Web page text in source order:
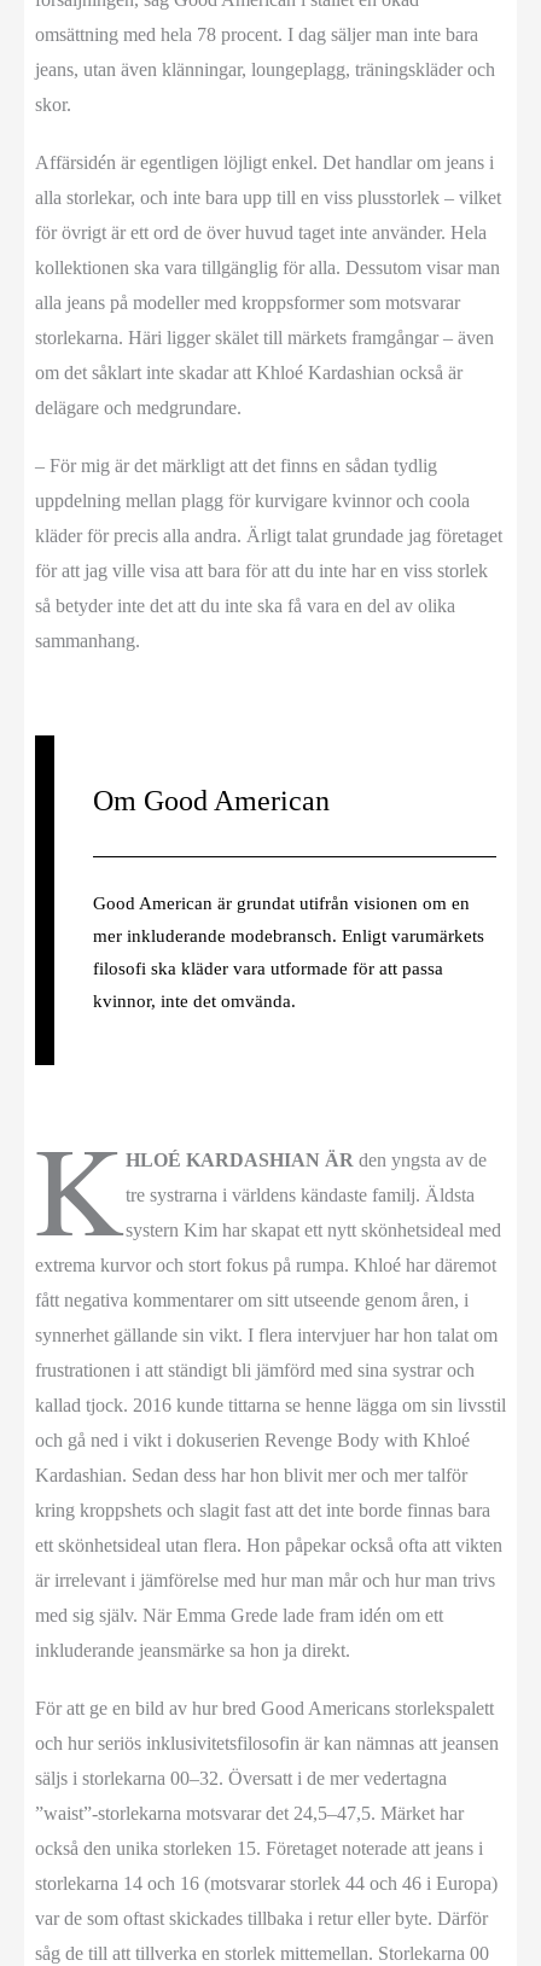
omsättning med hela 78 procent. I dag säljer man inte bara
jeans, utan även klänningar, loungeplagg, träningskläder och
skor.
Affärsidén är egentligen löjligt enkel. Det handlar om jeans i
alla storlekar, och inte bara upp till en viss plusstorlek – vilket
för övrigt är ett ord de över huvud taget inte använder. Hela
kollektionen ska vara tillgänglig för alla. Dessutom visar man
alla jeans på modeller med kroppsformer som motsvarar
storlekarna. Häri ligger skälet till märkets framgångar – även
om det såklart inte skadar att Khloé Kardashian också är
delägare och medgrundare.
– För mig är det märkligt att det finns en sådan tydlig
uppdelning mellan plagg för kurvigare kvinnor och coola
kläder för precis alla andra. Ärligt talat grundade jag företaget
för att jag ville visa att bara för att du inte har en viss storlek
så betyder inte det att du inte ska få vara en del av olika
sammanhang.
Om Good American
Good American är grundat utifrån visionen om en
mer inkluderande modebransch. Enligt varumärkets
filosofi ska kläder vara utformade för att passa
kvinnor, inte det omvända.
KHLOÉ KARDASHIAN ÄR den yngsta av de
tre systrarna i världens kändaste familj. Äldsta
systern Kim har skapat ett nytt skönhetsideal med
extrema kurvor och stort fokus på rumpa. Khloé har däremot
fått negativa kommentarer om sitt utseende genom åren, i
synnerhet gällande sin vikt. I flera intervjuer har hon talat om
frustrationen i att ständigt bli jämförd med sina systrar och
kallad tjock. 2016 kunde tittarna se henne lägga om sin livsstil
och gå ned i vikt i dokuserien Revenge Body with Khloé
Kardashian. Sedan dess har hon blivit mer och mer talför
kring kroppshets och slagit fast att det inte borde finnas bara
ett skönhetsideal utan flera. Hon påpekar också ofta att vikten
är irrelevant i jämförelse med hur man mår och hur man trivs
med sig själv. När Emma Grede lade fram idén om ett
inkluderande jeansmärke sa hon ja direkt.
För att ge en bild av hur bred Good Americans storlekspalett
och hur seriös inklusivitetsfilosofin är kan nämnas att jeansen
säljs i storlekarna 00–32. Översatt i de mer vedertagna
”waist”-storlekarna motsvarar det 24,5–47,5. Märket har
också den unika storleken 15. Företaget noterade att jeans i
storlekarna 14 och 16 (motsvarar storlek 44 och 46 i Europa)
var de som oftast skickades tillbaka i retur eller byte. Därför
såg de till att tillverka en storlek mittemellan. Storlekarna 00